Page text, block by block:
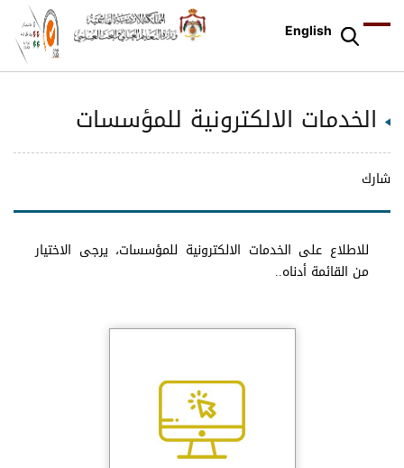
English
الخدمات الالكترونية للمؤسسات
شارك
للاطلاع على الخدمات الالكترونية للمؤسسات، يرجى الاختيار
من القائمة أدناه..